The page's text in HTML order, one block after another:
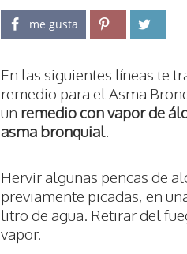
me gusta
En las siguientes líneas te
remedio para el Asma
un remedio con vapor de
asma bronquial.
Hervir algunas pencas de
previamente picadas, en
litro de agua. Retirar del
vapor.